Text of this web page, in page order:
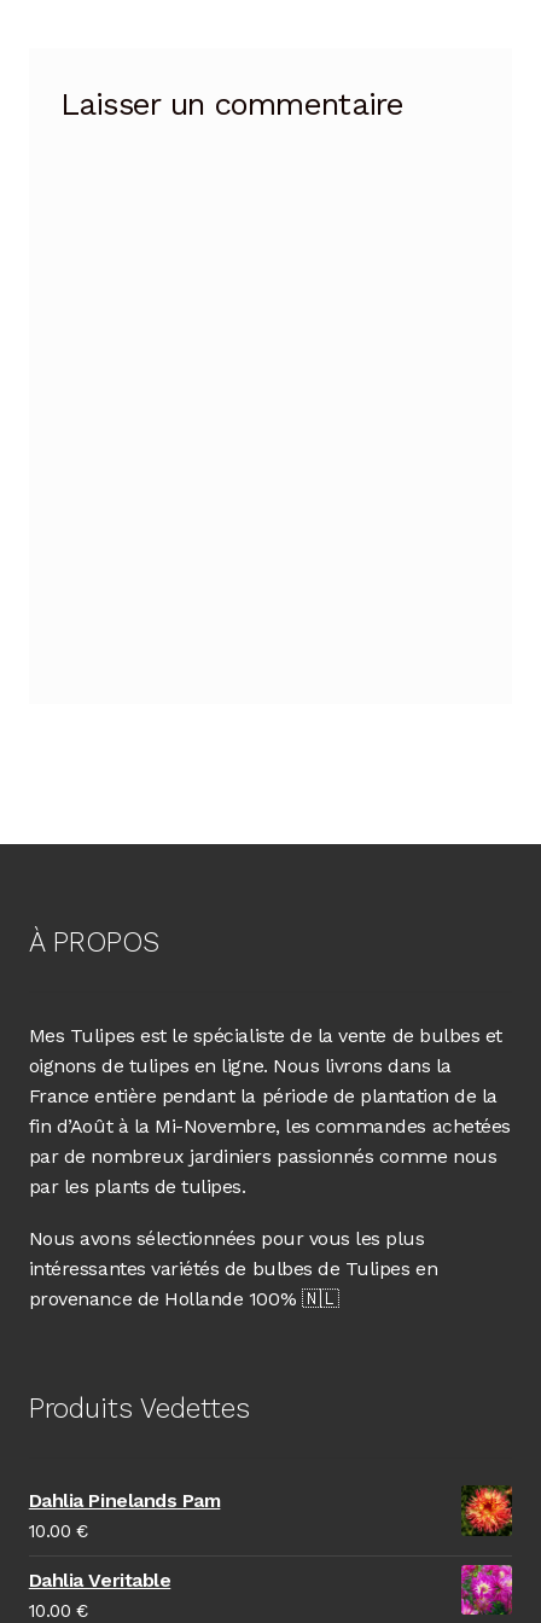
Laisser un commentaire
À PROPOS
Mes Tulipes est le spécialiste de la vente de bulbes et
oignons de tulipes en ligne. Nous livrons dans la
France entière pendant la période de plantation de la
fin d’Août à la Mi-Novembre, les commandes achetées
par de nombreux jardiniers passionnés comme nous
par les plants de tulipes.
Nous avons sélectionnées pour vous les plus
intéressantes variétés de bulbes de Tulipes en
provenance de Hollande 100% 🇳🇱
Produits Vedettes
Dahlia Pinelands Pam
10.00 €
Dahlia Veritable
10.00 €